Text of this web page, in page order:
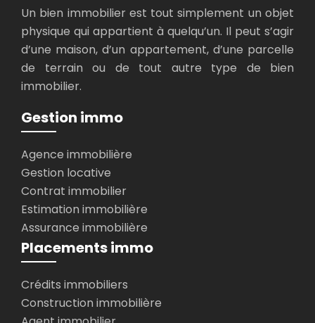
Un bien immobilier est tout simplement un objet
physique qui appartient à quelqu’un. Il peut s’agir
d’une maison, d’un appartement, d’une parcelle
de terrain ou de tout autre type de bien
immobilier.
Gestion immo
Agence immobilière
Gestion locative
Contrat immobilier
Estimation immobilière
Assurance immobilière
Placements immo
Crédits immobiliers
Construction immobilière